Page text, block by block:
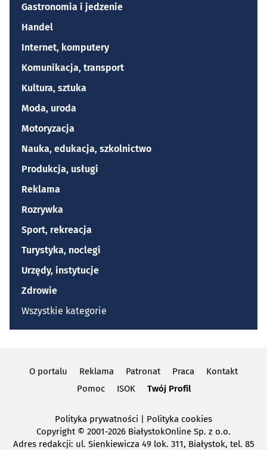
Gastronomia i jedzenie
Handel
Internet, komputery
Komunikacja, transport
Kultura, sztuka
Moda, uroda
Motoryzacja
Nauka, edukacja, szkolnictwo
Produkcja, usługi
Reklama
Rozrywka
Sport, rekreacja
Turystyka, noclegi
Urzędy, instytucje
Zdrowie
Wszystkie kategorie
O portalu Reklama Patronat Praca
Kontakt
Pomoc
ISOK Twój Profil
Polityka prywatności | Polityka cookies
Copyright© 2001-2026 BiałystokOnline Sp. z o.o.
Adres redakcji: ul. Sienkiewicza 49 lok. 311, Białystok, tel. 85